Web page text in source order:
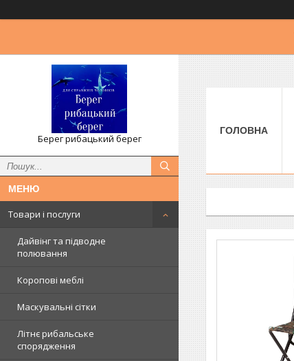
Берег рибацький берег
Товари і послуги
Дайвінг та підводне
полювання
Коропові меблі
Маскувальні сітки
Літнє рибальське
спорядження
ГОЛОВНА